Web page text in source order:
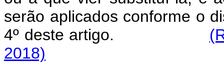
serão aplicados conforme o
4º deste artigo.
2018)